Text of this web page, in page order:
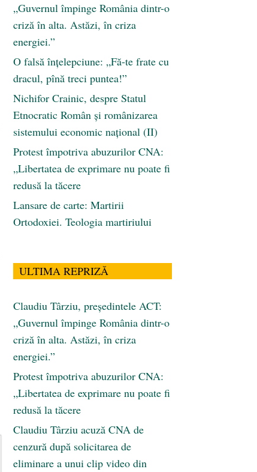
„Guvernul împinge România dintr-o
criză în alta. Astăzi, în criza
energiei.”
O falsă înțelepciune: „Fă-te frate cu
dracul, pînă treci puntea!”
Nichifor Crainic, despre Statul
Etnocratic Român şi românizarea
sistemului economic naţional (II)
Protest împotriva abuzurilor CNA:
„Libertatea de exprimare nu poate fi
redusă la tăcere
Lansare de carte: Martirii
Ortodoxiei. Teologia martiriului
ULTIMA REPRIZĂ
Claudiu Târziu, președintele ACT:
„Guvernul împinge România dintr-o
criză în alta. Astăzi, în criza
energiei.”
Protest împotriva abuzurilor CNA:
„Libertatea de exprimare nu poate fi
redusă la tăcere
Claudiu Târziu acuză CNA de
cenzură după solicitarea de
eliminare a unui clip video din